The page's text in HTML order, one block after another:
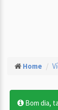
Home
Bom dia,